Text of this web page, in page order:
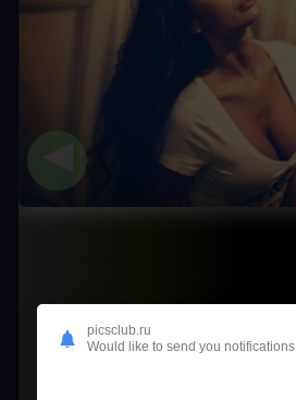
picsclub.ru
Would like to send you notifications